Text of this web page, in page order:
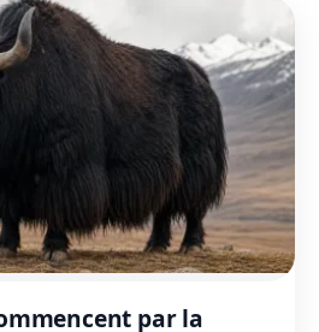
par la